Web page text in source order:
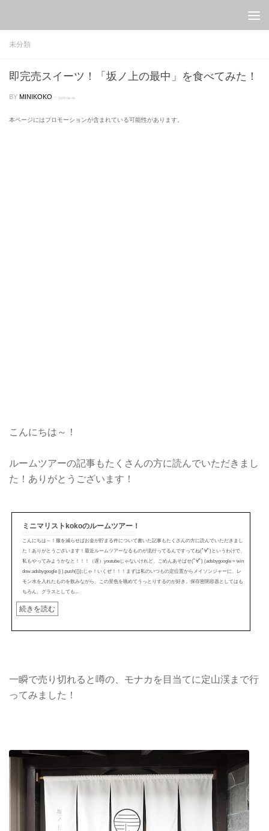
未分類
即完売スイーツ！「坂ノ上の最中」を食べてみた！
BY MINIKOKO · 2020-08-26
本ページにはプロモーションが含まれている可能性があります。
こんにちは～！
ルームツアーの記事もたくさんの方に読んでいただきまし
た！ありがとうございます！
ミニマリストkokoのルームツアー！
こんにちは～！服を減らせばお金が貯まる件について書いた記事もたくさんの方に読んでいただきまし
た！ありがとうございます！最近ルームツアーなるものが流行ってるんですってね(ﾟ∀ﾟ)というわけで、
私もやってみようかなと！！！（遅）youtubeじゃないけれど、ごめんあそばせ(ﾟ∀ﾟ) (adsbygoogle = win
dow.adsbygoogle || ).push({});じゃ！いくぜ！！！まずは私のいつもの定位置からメイソンジャーに、レ
モン水を入れたものを飲みながら、この景色を眺めてうっとりするのが好き。保存密閉容器としてはも
ちろん、グラスとしても...
続きを読む
一瞬で売り切れると噂の、モナカを目当てに定山渓まで行
ってみました！